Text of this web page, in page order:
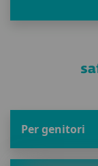
Per genitori